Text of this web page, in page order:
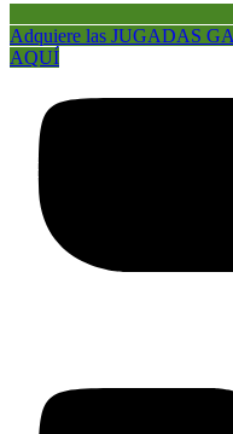
Adquiere las JUGADAS
AQUÍ